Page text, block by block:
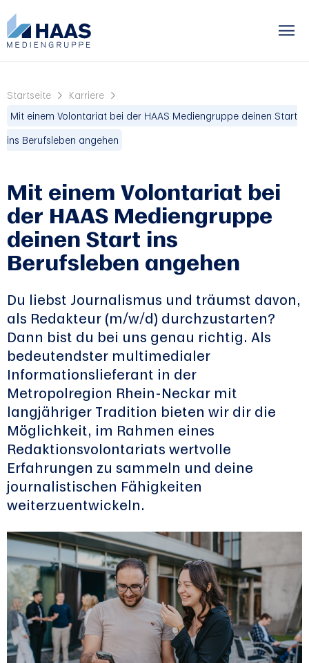
Startseite
Karriere
Mit einem Volontariat bei der HAAS Mediengruppe deinen Start
ins Berufsleben angehen
Mit einem Volontariat bei
der HAAS Mediengruppe
deinen Start ins
Berufsleben angehen
Du liebst Journalismus und träumst davon,
als Redakteur (m/w/d) durchzustarten?
Dann bist du bei uns genau richtig. Als
bedeutendster multimedialer
Informationslieferant in der
Metropolregion Rhein-Neckar mit
langjähriger Tradition bieten wir dir die
Möglichkeit, im Rahmen eines
Redaktionsvolontariats wertvolle
Erfahrungen zu sammeln und deine
journalistischen Fähigkeiten
weiterzuentwickeln.